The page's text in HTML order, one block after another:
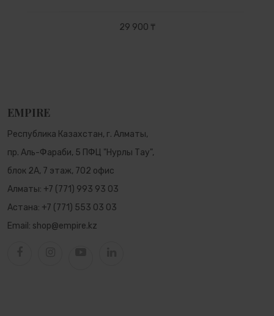
29 900 ₸
EMPIRE
Республика Казахстан, г. Алматы,
пр. Аль-Фараби, 5 ПФЦ "Нурлы Тау",
блок 2А, 7 этаж, 702 офис
Алматы: +7 (771) 993 93 03
Астана: +7 (771) 553 03 03
Email: shop@empire.kz